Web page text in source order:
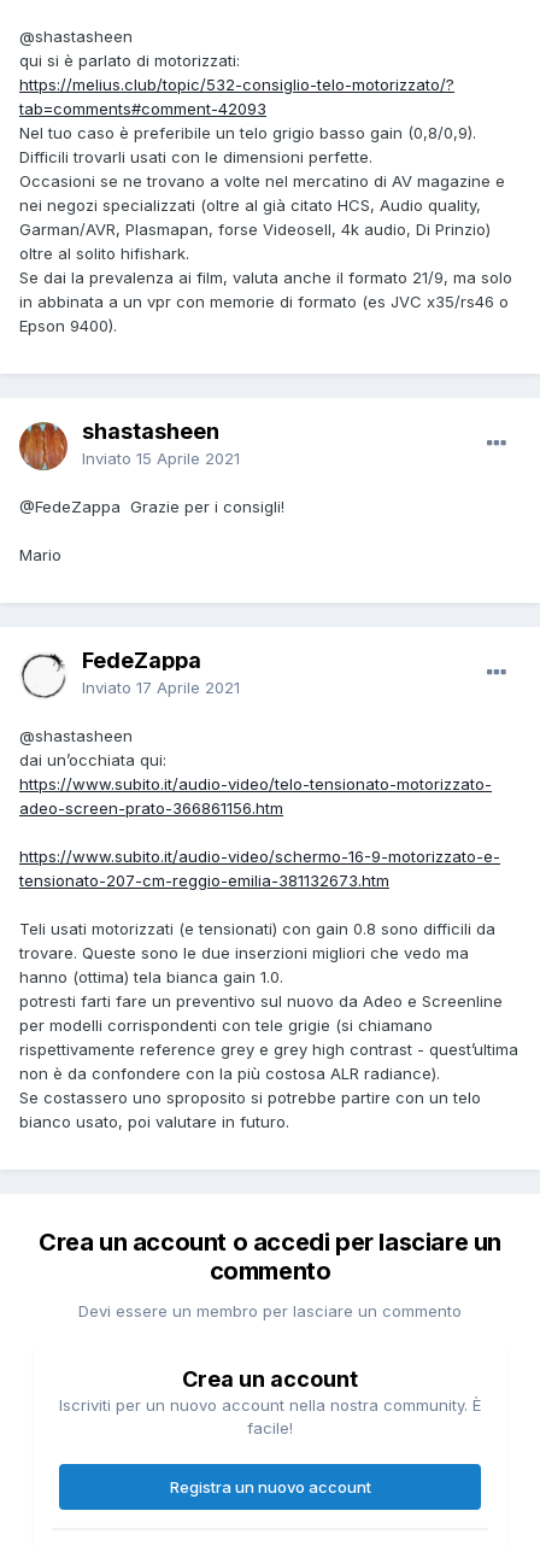
@shastasheen
qui si è parlato di motorizzati:
https://melius.club/topic/532-consiglio-telo-motorizzato/?
tab=comments#comment-42093
Nel tuo caso è preferibile un telo grigio basso gain (0,8/0,9).
Difficili trovarli usati con le dimensioni perfette.
Occasioni se ne trovano a volte nel mercatino di AV magazine e
nei negozi specializzati (oltre al già citato HCS, Audio quality,
Garman/AVR, Plasmapan, forse Videosell, 4k audio, Di Prinzio)
oltre al solito hifishark.
Se dai la prevalenza ai film, valuta anche il formato 21/9, ma solo
in abbinata a un vpr con memorie di formato (es JVC x35/rs46 o
Epson 9400).
shastasheen
Inviato 15 Aprile 2021
@FedeZappa Grazie per i consigli!
Mario
FedeZappa
Inviato 17 Aprile 2021
@shastasheen
dai un’occhiata qui:
https://www.subito.it/audio-video/telo-tensionato-motorizzato-
adeo-screen-prato-366861156.htm
https://www.subito.it/audio-video/schermo-16-9-motorizzato-e-
tensionato-207-cm-reggio-emilia-381132673.htm
Teli usati motorizzati (e tensionati) con gain 0.8 sono difficili da
trovare. Queste sono le due inserzioni migliori che vedo ma
hanno (ottima) tela bianca gain 1.0.
potresti farti fare un preventivo sul nuovo da Adeo e Screenline
per modelli corrispondenti con tele grigie (si chiamano
rispettivamente reference grey e grey high contrast - quest’ultima
non è da confondere con la più costosa ALR radiance).
Se costassero uno sproposito si potrebbe partire con un telo
bianco usato, poi valutare in futuro.
Crea un account o accedi per lasciare un
commento
Devi essere un membro per lasciare un commento
Crea un account
Iscriviti per un nuovo account nella nostra community. È
facile!
Registra un nuovo account